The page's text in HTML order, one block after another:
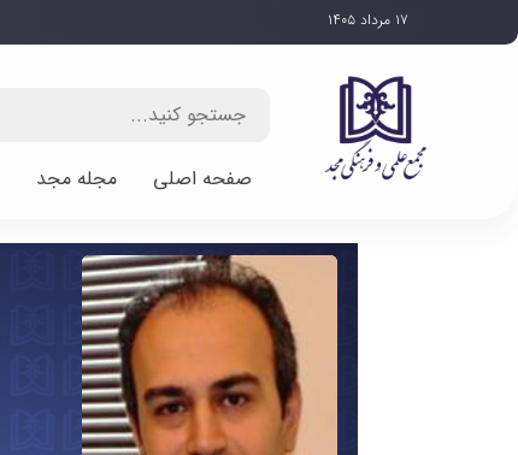
۱۷ مرداد ۱۴۰۵
صفحه اصلی مجله مجد